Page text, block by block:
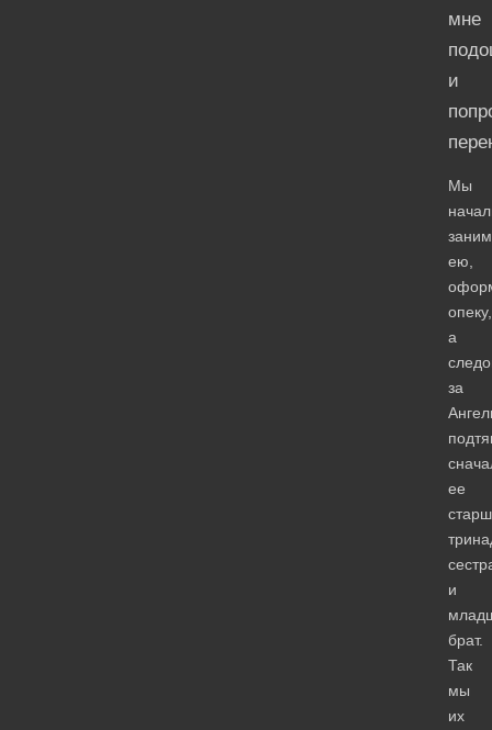
мне
и
Мы
ею,
опеку,
а
за
ее
и
брат.
Так
мы
их